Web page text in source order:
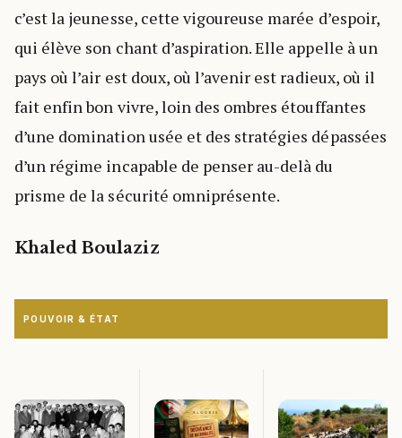
c’est la jeunesse, cette vigoureuse marée d’espoir,
qui élève son chant d’aspiration. Elle appelle à un
pays où l’air est doux, où l’avenir est radieux, où il
fait enfin bon vivre, loin des ombres étouffantes
d’une domination usée et des stratégies dépassées
d’un régime incapable de penser au-delà du
prisme de la sécurité omniprésente.
Khaled Boulaziz
POUVOIR & ÉTAT